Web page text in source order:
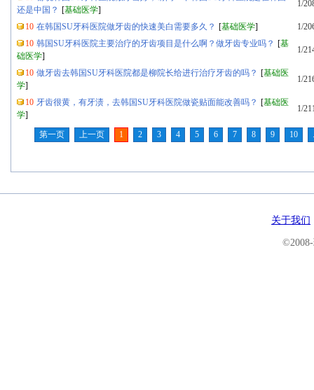
还是中国？ [基础医学]
1/
10 在韩国SU牙科医院做牙齿的快速美白需要多久？ [基础医学]
1/
10 韩国SU牙科医院主要治疗的牙齿项目是什么啊？做牙齿专业吗？ [基
础医学]
1/
10 做牙齿去韩国SU牙科医院都是柳院长给进行治疗牙齿的吗？ [基础医
学]
1/
10 牙齿很黄，有牙渍，去韩国SU牙科医院做瓷贴面能改善吗？ [基础医
学]
1/
第一页 上一页 1 2 3 4 5 6 7 8 9 10
关于我们